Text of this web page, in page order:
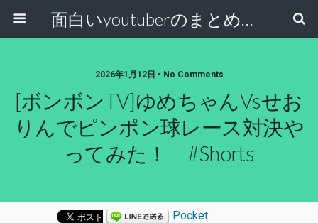
面白いyoutuberのまとめ動画
2026年1月12日 • No Comments
[ボンボンTV]ゆめちゃんvsせお
りんでピンポン球レース対決や
ってみた！ #shorts
Pocket